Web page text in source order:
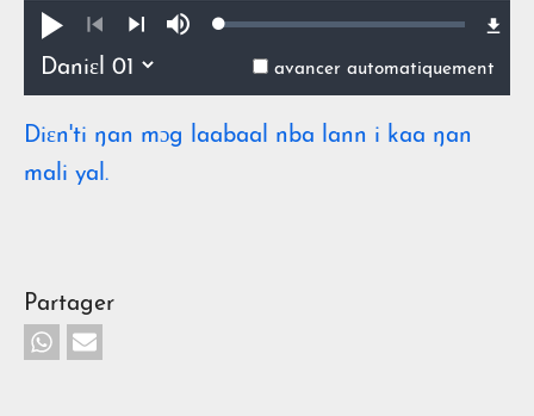
Pua
PrécédentSuivant
Lan Loaded:
avancer automatiquement
Diɛn'ti ŋan mɔg laabaal nba lann i kaa ŋan
mali yal.
Partager